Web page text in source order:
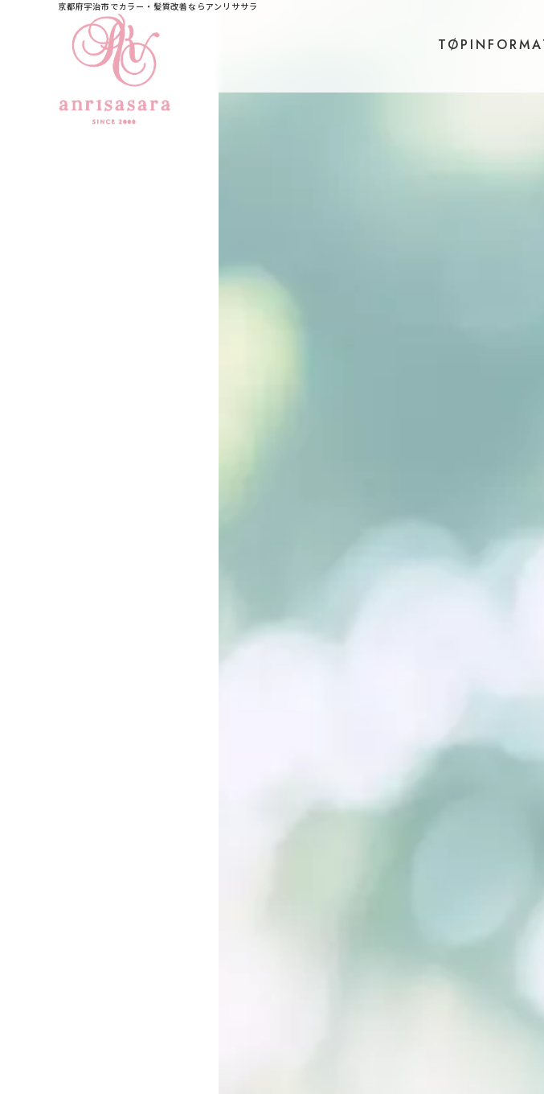
京都府宇治市でカラー・髪質改善ならアンリササラ
TOP